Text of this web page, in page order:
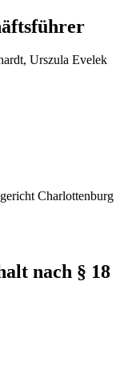
Urszula Evelek
Charlottenburg
nach § 18